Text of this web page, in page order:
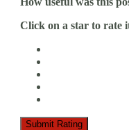
Click on a star to rate
Submit Rating